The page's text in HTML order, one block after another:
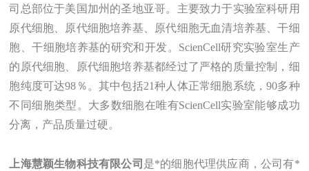
司总部位于美国加州的圣地亚哥。主要致力于实验室科研用
原代细胞、原代细胞培养基、原代细胞无血清培养基、干细
胞、干细胞培养基的研究和开发。ScienCell研究实验室生产
的原代细胞、原代细胞培养基都经过了严格的质量控制，细
胞纯度可达98％。其中包括21种人体正常细胞系统，90多种
不同细胞类型。大多数细胞在唯有ScienCell实验室能够成功
分离，产品质量过硬。
上海慧颖生物科技有限公司 是*的细胞代理供应商，公司有*